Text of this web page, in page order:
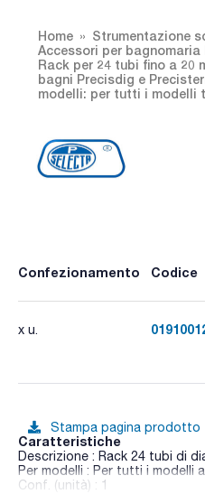
Home Strumentazione
Accessori per
Rack per 24 tubi fino a 20
bagni Precisdig e
modelli: per tutti i modelli
Confezionamento Codice
x u.
Stampa pagina prodotto
Caratteristiche
Descrizione : Rack 24 tubi di
Per modelli : Per tutti i modelli
Conf. (unità) : 1